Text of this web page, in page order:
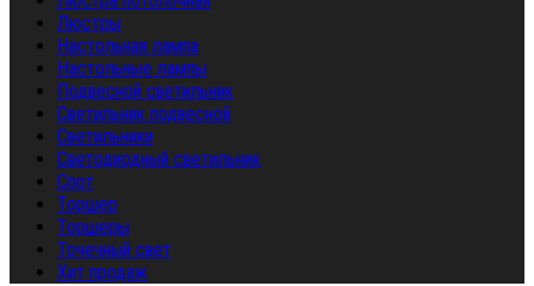
Люстры
Настольная лампа
Настольные лампы
Подвесной светильник
Светильник подвесной
Светильники
Светодиодный светильник
Спот
Торшер
Торшеры
Точечный свет
Хит продаж